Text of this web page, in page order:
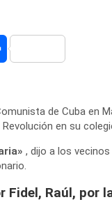
C
p
r
de Cuba en
en su
, dijo a los
Fidel, Raúl, por